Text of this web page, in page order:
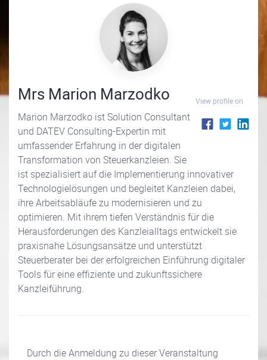
View profile on
Mrs Marion Marzodko
Marion Marzodko ist Solution Consultant
und DATEV Consulting-Expertin mit
umfassender Erfahrung in der digitalen
Transformation von Steuerkanzleien. Sie
ist spezialisiert auf die Implementierung innovativer
Technologielösungen und begleitet Kanzleien dabei,
ihre Arbeitsabläufe zu modernisieren und zu
optimieren. Mit ihrem tiefen Verständnis für die
Herausforderungen des Kanzleialltags entwickelt sie
praxisnahe Lösungsansätze und unterstützt
Steuerberater bei der erfolgreichen Einführung digitaler
Tools für eine effiziente und zukunftssichere
Kanzleiführung.
Durch die Anmeldung zu dieser Veranstaltung